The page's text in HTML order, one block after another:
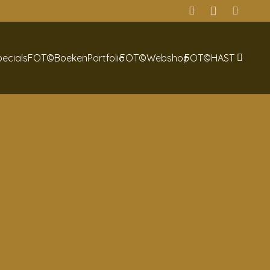
FOT©BoekenPortfolioFOT©WebshopFOT©HAST